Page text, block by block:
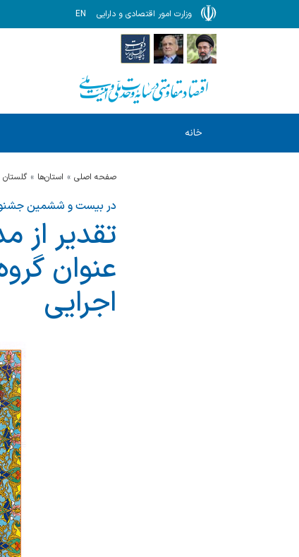
وزارت امور اقتصادی و دارایی EN
خانه
صفحه اصلی استان‌ها گلستان
در بیست و ششمین
تقدیر از
عنوان
اجرایی